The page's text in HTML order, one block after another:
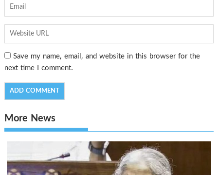
Save my name, email, and website in this browser for the
next time I comment.
More News